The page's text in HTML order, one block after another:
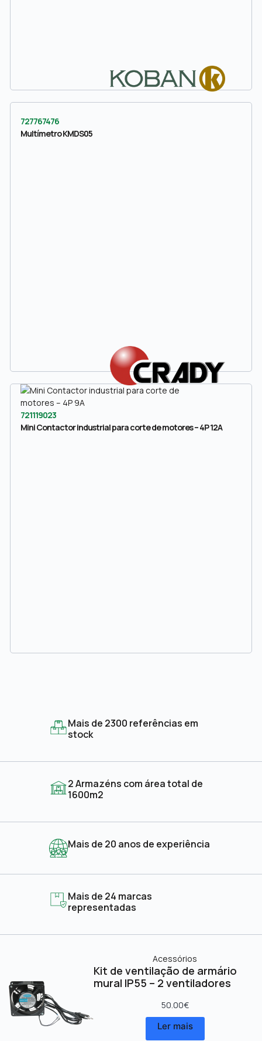
727767476
Multímetro KMDS05
721119023
Mini Contactor industrial para corte de motores – 4P 12A
Mais de 2300 referências em
stock
2 Armazéns com área total de
1600m2
Mais de 20 anos de experiência
Mais de 24 marcas
representadas
Acessórios
Kit de ventilação de armário
mural IP55 – 2 ventiladores
50.00€
Ler mais